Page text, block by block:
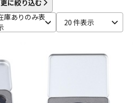
品 レコーディング機器
NOMAD
NAGAOKA
Numark
Ortofon
unknown
Vermona
更に絞り込む
庫ありのみ表
20 件表示